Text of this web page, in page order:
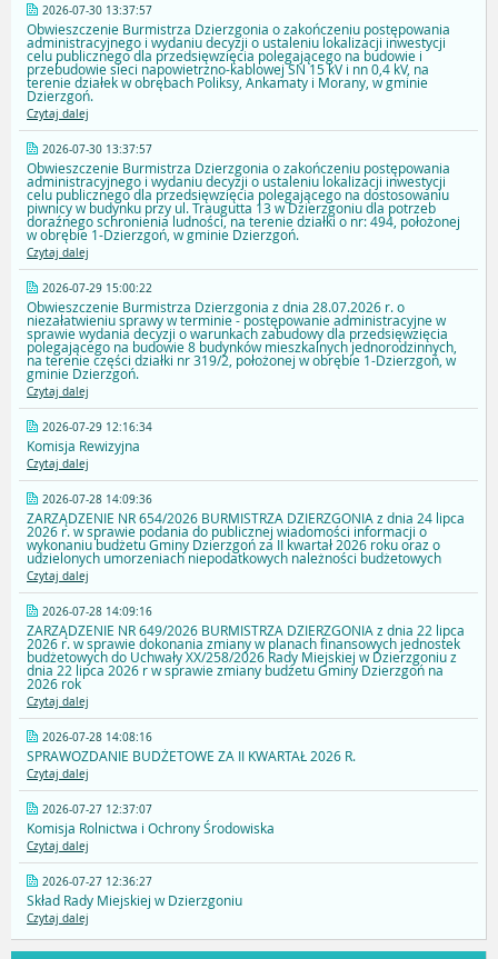
2026-07-30 13:37:57
Obwieszczenie Burmistrza Dzierzgonia o zakończeniu postępowania
administracyjnego i wydaniu decyzji o ustaleniu lokalizacji inwestycji
celu publicznego dla przedsięwzięcia polegającego na budowie i
przebudowie sieci napowietrzno-kablowej SN 15 kV i nn 0,4 kV, na
terenie działek w obrębach Poliksy, Ankamaty i Morany, w gminie
Dzierzgoń.
Czytaj dalej
2026-07-30 13:37:57
Obwieszczenie Burmistrza Dzierzgonia o zakończeniu postępowania
administracyjnego i wydaniu decyzji o ustaleniu lokalizacji inwestycji
celu publicznego dla przedsięwzięcia polegającego na dostosowaniu
piwnicy w budynku przy ul. Traugutta 13 w Dzierzgoniu dla potrzeb
doraźnego schronienia ludności, na terenie działki o nr: 494, położonej
w obrębie 1-Dzierzgoń, w gminie Dzierzgoń.
Czytaj dalej
2026-07-29 15:00:22
Obwieszczenie Burmistrza Dzierzgonia z dnia 28.07.2026 r. o
niezałatwieniu sprawy w terminie - postępowanie administracyjne w
sprawie wydania decyzji o warunkach zabudowy dla przedsięwzięcia
polegającego na budowie 8 budynków mieszkalnych jednorodzinnych,
na terenie części działki nr 319/2, położonej w obrębie 1-Dzierzgoń, w
gminie Dzierzgoń.
Czytaj dalej
2026-07-29 12:16:34
Komisja Rewizyjna
Czytaj dalej
2026-07-28 14:09:36
ZARZĄDZENIE NR 654/2026 BURMISTRZA DZIERZGONIA z dnia 24 lipca
2026 r. w sprawie podania do publicznej wiadomości informacji o
wykonaniu budżetu Gminy Dzierzgoń za II kwartał 2026 roku oraz o
udzielonych umorzeniach niepodatkowych należności budżetowych
Czytaj dalej
2026-07-28 14:09:16
ZARZĄDZENIE NR 649/2026 BURMISTRZA DZIERZGONIA z dnia 22 lipca
2026 r. w sprawie dokonania zmiany w planach finansowych jednostek
budżetowych do Uchwały XX/258/2026 Rady Miejskiej w Dzierzgoniu z
dnia 22 lipca 2026 r w sprawie zmiany budżetu Gminy Dzierzgoń na
2026 rok
Czytaj dalej
2026-07-28 14:08:16
SPRAWOZDANIE BUDŻETOWE ZA II KWARTAŁ 2026 R.
Czytaj dalej
2026-07-27 12:37:07
Komisja Rolnictwa i Ochrony Środowiska
Czytaj dalej
2026-07-27 12:36:27
Skład Rady Miejskiej w Dzierzgoniu
Czytaj dalej